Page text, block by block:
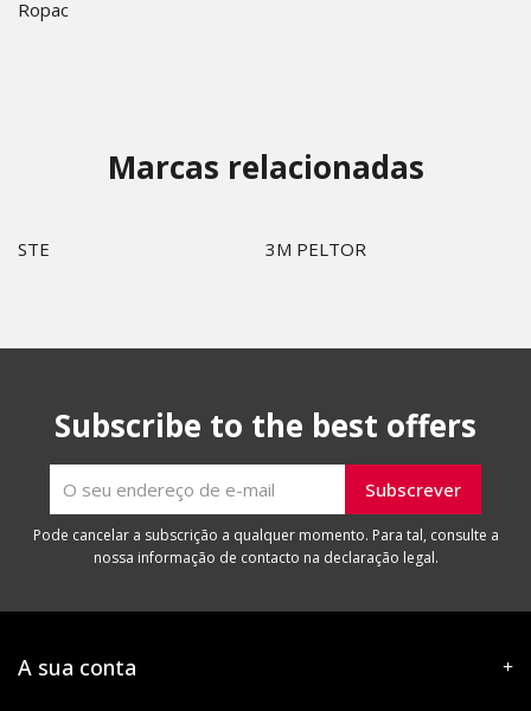
Ropac
Marcas relacionadas
STE 3M PELTOR
Subscribe to the best offers
Pode cancelar a subscrição a qualquer momento. Para tal, consulte a
nossa informação de contacto na declaração legal.
A sua conta